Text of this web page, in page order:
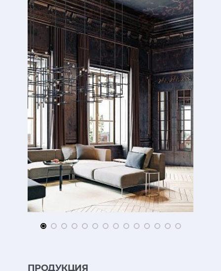
ПРОДУКЦИЯ